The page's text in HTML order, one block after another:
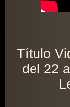
Título
del 22